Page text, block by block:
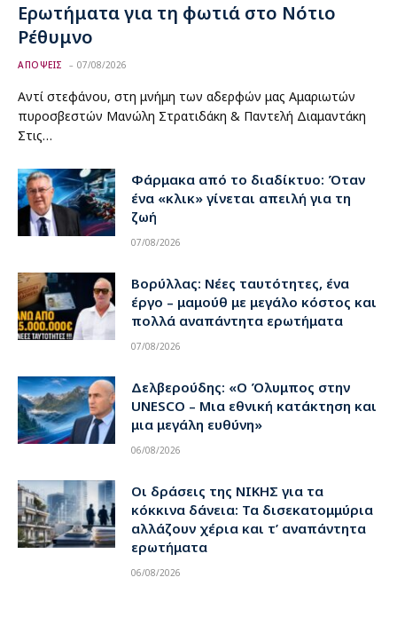
Ερωτήματα για τη φωτιά στο Νότιο
Ρέθυμνο
ΑΠΟΨΕΙΣ 07/08/2026
Αντί στεφάνου, στη μνήμη των αδερφών μας Αμαριωτών
πυροσβεστών Μανώλη Στρατιδάκη & Παντελή Διαμαντάκη
Στις…
Φάρμακα από το διαδίκτυο: Όταν
ένα «κλικ» γίνεται απειλή για τη
ζωή
07/08/2026
Βορύλλας: Νέες ταυτότητες, ένα
έργο – μαμούθ με μεγάλο κόστος και
πολλά αναπάντητα ερωτήματα
07/08/2026
Δελβερούδης: «Ο Όλυμπος στην
UNESCO – Μια εθνική κατάκτηση και
μια μεγάλη ευθύνη»
06/08/2026
Οι δράσεις της ΝΙΚΗΣ για τα
κόκκινα δάνεια: Τα δισεκατομμύρια
αλλάζουν χέρια και τ’ αναπάντητα
ερωτήματα
06/08/2026